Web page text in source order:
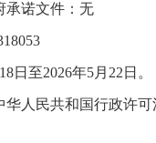
承诺文件：无
日至2026年5月22日。
华人民共和国行政许